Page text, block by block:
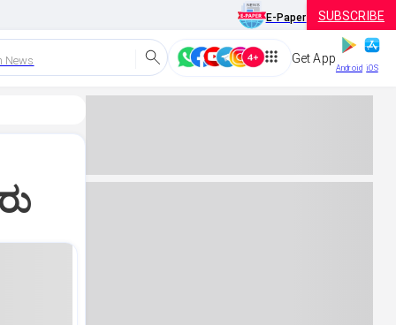
E-Paper SUBSCRIBE
News Get App
Android iOS